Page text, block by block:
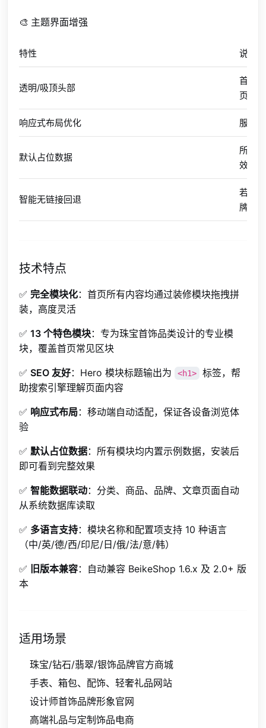
🎨 主题界面增强
特性 说明
透明/吸顶头部
首页
页保
响应式布局优化 服务
默认占位数据
所有
效果
智能无链接回退
若按
牌
技术特点
✅完全模块化：首页所有内容均通过装修模块拖拽拼
装，高度灵活
✅13 个特色模块：专为珠宝首饰品类设计的专业模
块，覆盖首页常见区块
✅SEO 友好：Hero 模块标题输出为 <h1>
标签，帮
助搜索引擎理解页面内容
✅ 响应式布局：移动端自动适配，保证各设备浏览体
验
✅ 默认占位数据：所有模块均内置示例数据，安装后
即可看到完整效果
✅智能数据联动：分类、商品、品牌、文章页面自动
从系统数据库读取
✅ 多语言支持：模块名称和配置项支持 10 种语言
（中/英/德/西/印尼/日/俄/法/意/韩）
✅ 旧版本兼容：自动兼容 BeikeShop 1.6.x 及 2.0+ 版
本
适用场景
珠宝/钻石/翡翠/银饰品牌官方商城
手表、箱包、配饰、轻奢礼品网站
设计师首饰品牌形象官网
高端礼品与定制饰品电商